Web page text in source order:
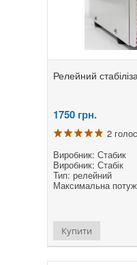
Релейний
1750 грн.
2
Виробник: Стабик
Виробник: Стабік
Тип: релейний
Максимальна
Купити